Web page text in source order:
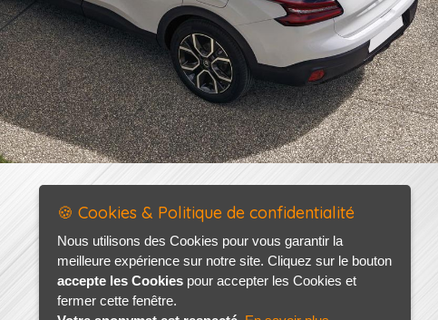
🍪 Cookies & Politique de confidentialité
Nous utilisons des Cookies pour vous garantir la
meilleure expérience sur notre site. Cliquez sur le bouton
accepte les Cookies pour accepter les Cookies et
fermer cette fenêtre.